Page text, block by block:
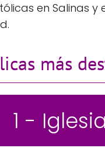
en Salinas y
más
1 -